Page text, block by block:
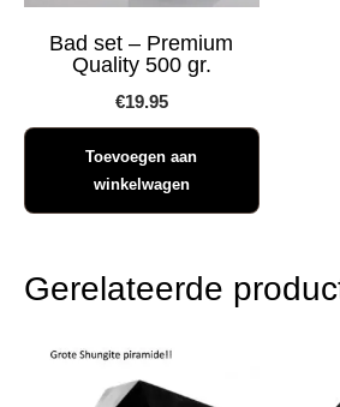
Bad set – Premium
Quality 500 gr.
€19.95
Toevoegen aan
winkelwagen
Gerelateerde